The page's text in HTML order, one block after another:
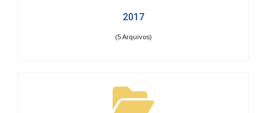
2017
(5 Arquivos)